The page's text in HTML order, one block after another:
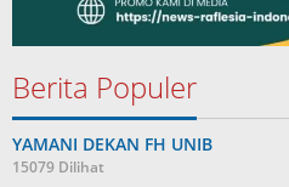
Berita Populer
YAMANI DEKAN FH UNIB
15079 Dilihat